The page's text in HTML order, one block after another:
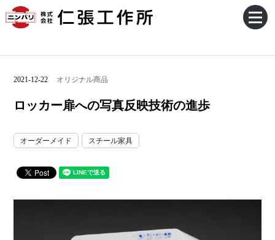
2021-12-22 オリジナル商品
ロッカー扉への写真反映技術の進歩
オーダーメイド スチール家具